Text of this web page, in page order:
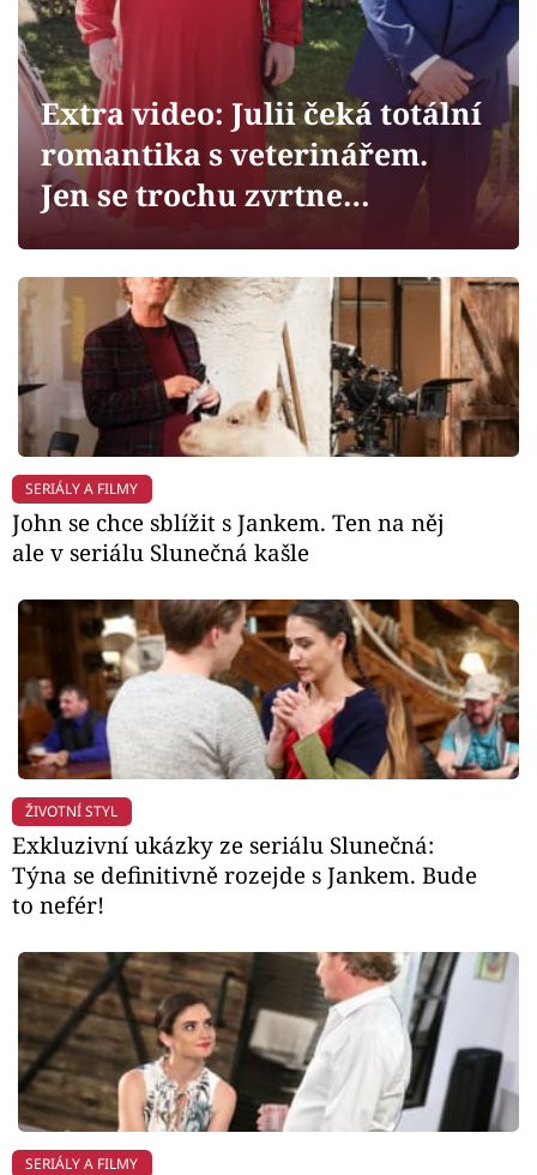
Sledujte prima+
Filmový festival Karlovy Vary
Pořady
Přihlášení
Sledujte nás
Extra video: Julii čeká totální
romantika s veterinářem.
Jen se trochu zvrtne…
SERIÁLY A FILMY
John se chce sblížit s Jankem. Ten na něj
ale v seriálu Slunečná kašle
ŽIVOTNÍ STYL
Exkluzivní ukázky ze seriálu Slunečná:
Týna se definitivně rozejde s Jankem. Bude
to nefér!
SERIÁLY A FILMY